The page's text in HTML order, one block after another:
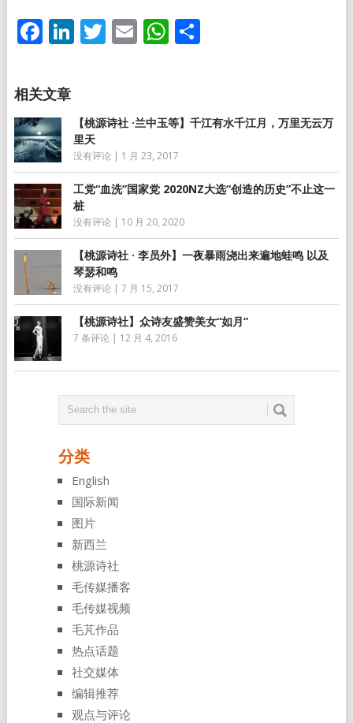
Facebook
LinkedIn
Twitter
EmailWhatsApp
分
【桃源诗社 ·兰中玉等】千江有水千江月，万里无云万
里天
没有评论 | 1 月 23, 2017
工党“血洗”国家党 2020NZ大选“创造的历史”不止这一
桩
没有评论 | 10 月 20, 2020
【桃源诗社 · 李员外】一夜暴雨浇出来遍地蛙鸣 以及
琴瑟和鸣
没有评论 | 7 月 15, 2017
【桃源诗社】众诗友盛赞美女“如月”
7 条评论 | 12 月 4, 2016
分类
English
国际新闻
图片
新西兰
桃源诗社
毛传媒播客
毛传媒视频
毛芃作品
热点话题
社交媒体
编辑推荐
观点与评论